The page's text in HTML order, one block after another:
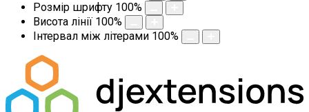
Розмір шрифту 100%
Висота лінії 100%
Інтервал між літерами 100%